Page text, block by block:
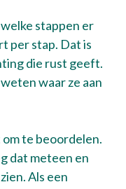
stappen er
per stap. Dat is
die rust geeft.
waar ze aan
te beoordelen.
dat meteen en
Als een